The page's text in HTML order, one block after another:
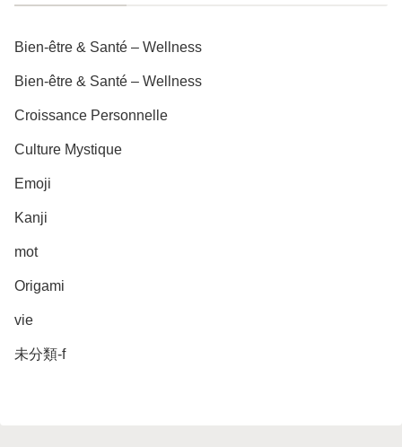
Bien-être & Santé – Wellness
Bien-être & Santé – Wellness
Croissance Personnelle
Culture Mystique
Emoji
Kanji
mot
Origami
vie
未分類-f